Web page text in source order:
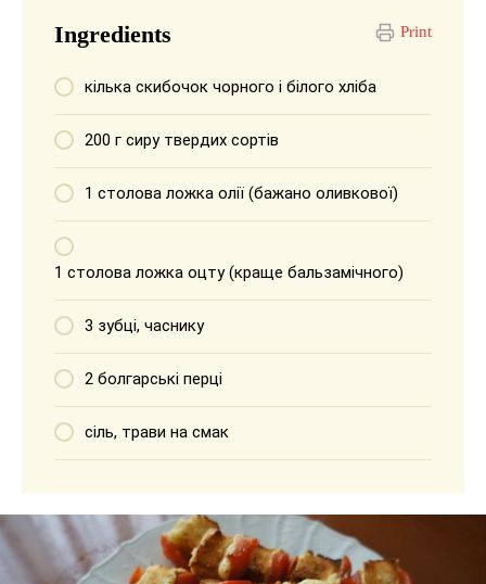
Print
Ingredients
кілька скибочок чорного і білого хліба
200 г сиру твердих сортів
1 столова ложка олії (бажано оливкової)
1 столова ложка оцту (краще бальзамічного)
3 зубці, часнику
2 болгарські перці
сіль, трави на смак